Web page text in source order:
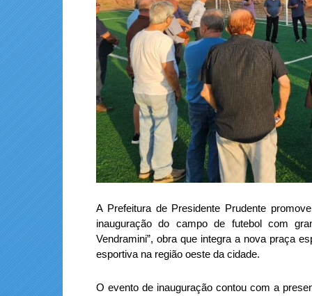
A Prefeitura de Presidente Prudente
inauguração do campo de futebol com
Vendramini”, obra que integra a nova praça
esportiva na região oeste da cidade.
O evento de inauguração contou com a